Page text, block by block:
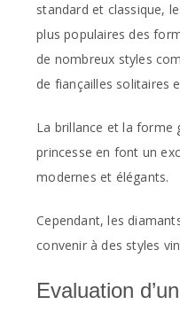
standard et classique,
plus populaires des
de nombreux styles
de fiançailles solitaires
La brillance et la forme
princesse en font un
modernes et élégants.
Cependant, les
convenir à des styles
Evaluation